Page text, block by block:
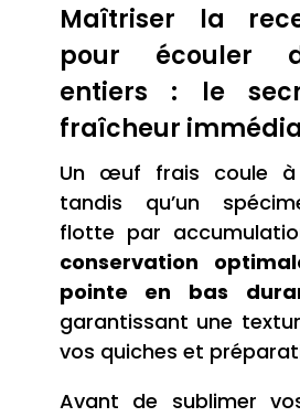
Maîtriser la
pour écouler
entiers : le
fraîcheur
Un œuf frais coule à
tandis qu’un
flotte par
conservation
pointe en bas
garantissant une
vos quiches et
Avant de sublimer